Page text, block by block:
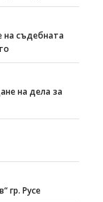
на съдебната
на дела за
гр. Русе